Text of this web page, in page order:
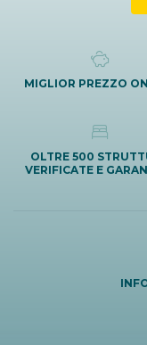
MIGLIOR PREZZO
OLTRE 500
VERIFICATE E